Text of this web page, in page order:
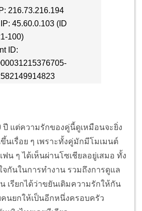
แต่ความรักของคู่นี้ดูเหมือนจะยิ่ง
นเรื่อย ๆ เพราะทั้งคู่มักมีโมเมนต์
น ๆ ได้เห็นผ่านโซเชียลอยู่เสมอ ทั้ง
กันในการทำงาน รวมถึงการดูแล
เรียกได้ว่าขยันเติมความรักให้กัน
นยกให้เป็นอีกหนึ่งครอบครัว